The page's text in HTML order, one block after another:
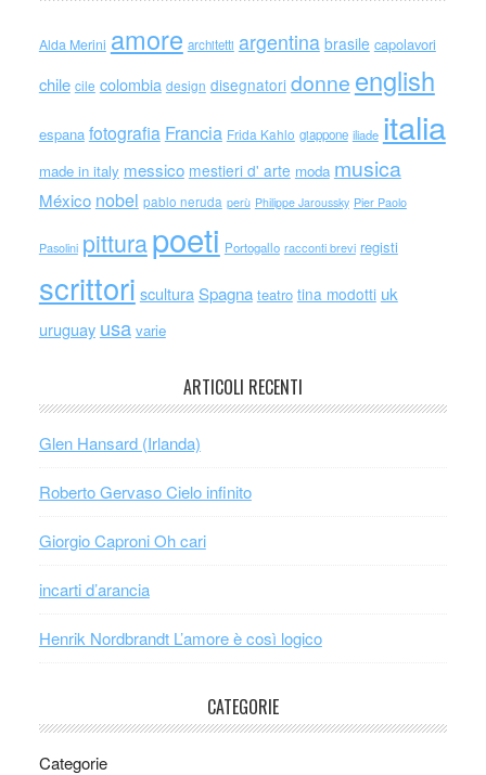
Alda Merini amore architetti argentina brasile capolavori
chile cile colombia design disegnatori donne english
espana fotografia Francia Frida Kahlo giappone iliade italia
made in italy messico mestieri d' arte moda musica
México nobel pablo neruda perù Philippe Jaroussky Pier Paolo
Pasolini pitturapoeti Portogallo racconti brevi registi
scrittori scultura Spagna teatro tina modotti uk
uruguay usa varie
ARTICOLI RECENTI
Glen Hansard (Irlanda)
Roberto Gervaso Cielo infinito
Giorgio Caproni Oh cari
incarti d’arancia
Henrik Nordbrandt L’amore è così logico
CATEGORIE
Categorie